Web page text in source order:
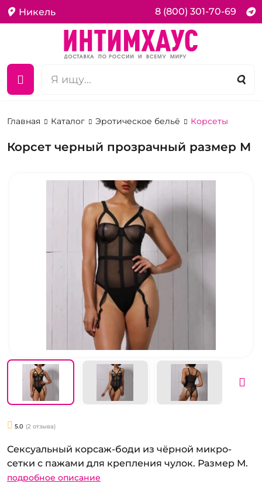
Никель 8 (800) 301-70-69
Главная Каталог Эротическое бельё Корсеты
Корсет черный прозрачный размер М
5.0 (2 отзыва)
Сексуальный корсаж-боди из чёрной микро-
сетки с пажами для крепления чулок. Размер М.
подробное описание